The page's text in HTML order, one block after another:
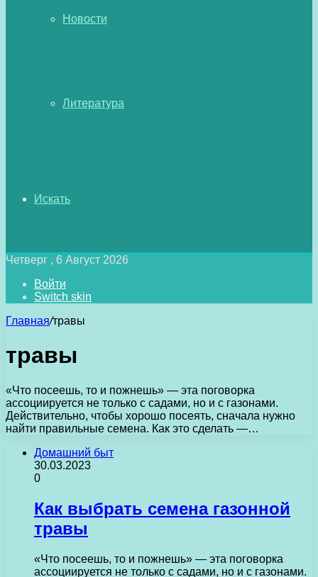
Новости
Литература
Искать
Четверг , 6 Август 2026
Войти
Switch skin
Главная/травы
травы
«Что посеешь, то и пожнешь» — эта поговорка
ассоциируется не только с садами, но и с газонами.
Действительно, чтобы хорошо посеять, сначала нужно
найти правильные семена. Как это сделать —…
Домашний быт
30.03.2023
0
Как выбрать семена газонной
травы
«Что посеешь, то и пожнешь» — эта поговорка
ассоциируется не только с садами, но и с газонами.